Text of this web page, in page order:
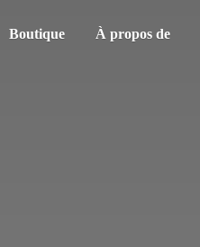
Boutique À propos de